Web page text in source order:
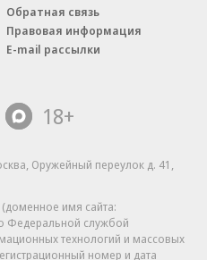
Обратная связь
Правовая информация
E-mail рассылки
18+
Оружейный переулок д. 41,
имя сайта:
Федеральной службой
технологий и массовых
номер и дата